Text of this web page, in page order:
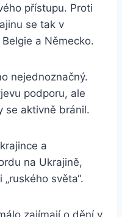
přístupu. Proti
se tak v
a Německo.
nejednoznačný.
podporu, ale
se aktivně bránil.
a
na Ukrajině,
světa“.